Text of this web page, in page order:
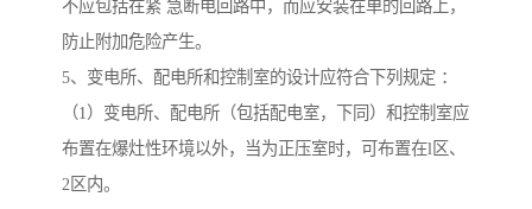
不应包括在紧 急断电回路中，而应安装在单的回路上，
防止附加危险产生。
5、变电所、配电所和控制室的设计应符合下列规定 ：
（1）变电所、配电所（包括配电室，下同）和控制室应
布置在爆灶性环境以外，当为正压室时，可布置在l区、
2区内。